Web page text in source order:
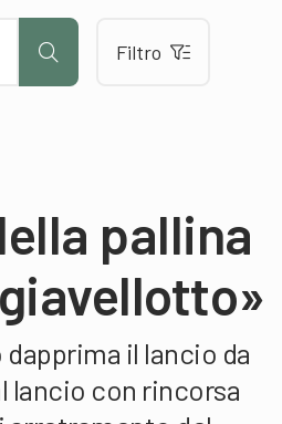
Filtro
pallina
il lancio da
lancio con rincorsa